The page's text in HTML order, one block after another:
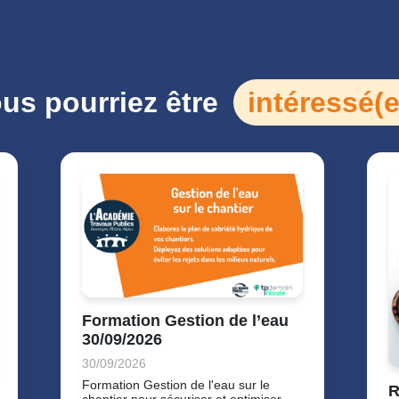
pourriez être
Formation Gestion de l’eau
30/09/2026
30/09/2026
Formation Gestion de l'eau sur le